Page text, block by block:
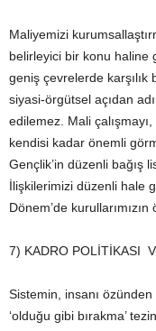
Maliyemizi
belirleyici bir konu haline
geniş çevrelerde karşılık
siyasi-örgütsel açıdan
edilemez. Mali
kendisi kadar önemli
Gençlik’in düzenli bağış
İlişkilerimizi düzenli hale
Dönem’de
7) KADRO POLİTİKASI
Sistemin, insanı
‘olduğu gibi bırakma’